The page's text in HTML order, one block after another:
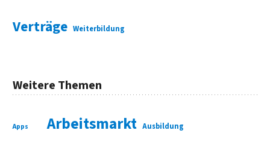
Verträge Weiterbildung
Weitere Themen
Apps Arbeitsmarkt Ausbildung